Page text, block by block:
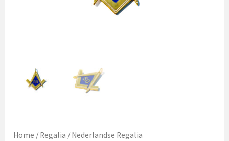
Home / Regalia / Nederlandse Regalia